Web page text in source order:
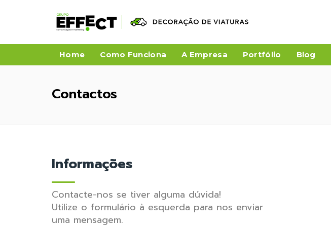
Home Como Funciona A Empresa Portfólio Blog
Contactos
Informações
Contacte-nos se tiver alguma dúvida!
Utilize o formulário à esquerda para nos enviar
uma mensagem.